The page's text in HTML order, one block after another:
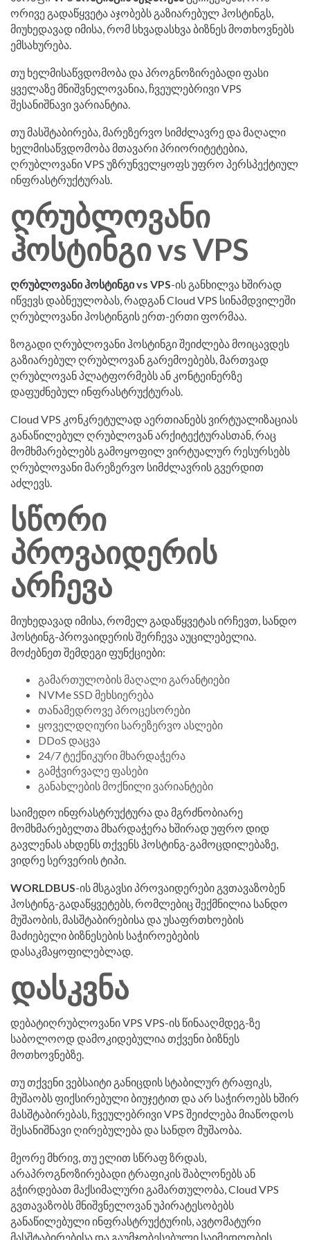
ორივე გადაწყვეტა აჯობებს გაზიარებულ ჰოსტინგს,
მიუხედავად იმისა, რომ სხვადასხვა ბიზნეს მოთხოვნებს
ემსახურება.
თუ ხელმისაწვდომობა და პროგნოზირებადი ფასი
ყველაზე მნიშვნელოვანია, ჩვეულებრივი VPS
შესანიშნავი ვარიანტია.
თუ მასშტაბირება, მარეზერვო სიმძლავრე და მაღალი
ხელმისაწვდომობა მთავარი პრიორიტეტებია,
ღრუბლოვანი VPS უზრუნველყოფს უფრო პერსპექტიულ
ინფრასტრუქტურას.
ღრუბლოვანი
ჰოსტინგი vs VPS
ღრუბლოვანი ჰოსტინგი vs VPS-ის განხილვა ხშირად
იწვევს დაბნეულობას, რადგან Cloud VPS სინამდვილეში
ღრუბლოვანი ჰოსტინგის ერთ-ერთი ფორმაა.
ზოგადი ღრუბლოვანი ჰოსტინგი შეიძლება მოიცავდეს
გაზიარებულ ღრუბლოვან გარემოებებს, მართვად
ღრუბლოვან პლატფორმებს ან კონტეინერზე
დაფუძნებულ ინფრასტრუქტურას.
Cloud VPS კონკრეტულად აერთიანებს ვირტუალიზაციას
განაწილებულ ღრუბლოვან არქიტექტურასთან, რაც
მომხმარებლებს გამოყოფილ ვირტუალურ რესურსებს
ღრუბლოვანი მარეზერვო სიმძლავრის გვერდით
აძლევს.
სწორი
პროვაიდერის
არჩევა
მიუხედავად იმისა, რომელ გადაწყვეტას ირჩევთ, სანდო
ჰოსტინგ-პროვაიდერის შერჩევა აუცილებელია.
მოძებნეთ შემდეგი ფუნქციები:
გამართულობის მაღალი გარანტიები
NVMe SSD მეხსიერება
თანამედროვე პროცესორები
ყოველდღიური სარეზერვო ასლები
DDoS დაცვა
24/7 ტექნიკური მხარდაჭერა
გამჭვირვალე ფასები
განახლების მოქნილი ვარიანტები
საიმედო ინფრასტრუქტურა და მგრძნობიარე
მომხმარებელთა მხარდაჭერა ხშირად უფრო დიდ
გავლენას ახდენს თქვენს ჰოსტინგ-გამოცდილებაზე,
ვიდრე სერვერის ტიპი.
WORLDBUS-ის მსგავსი პროვაიდერები გვთავაზობენ
ჰოსტინგ-გადაწყვეტებს, რომლებიც შექმნილია სანდო
მუშაობის, მასშტაბირებისა და უსაფრთხოების
მაძიებელი ბიზნესების საჭიროებების
დასაკმაყოფილებლად.
დასკვნა
დებატიღრუბლოვანი VPS VPS-ის წინააღმდეგ-ზე
საბოლოოდ დამოკიდებულია თქვენი ბიზნეს
მოთხოვნებზე.
თუ თქვენი ვებსაიტი განიცდის სტაბილურ ტრაფიკს,
მუშაობს ფიქსირებული ბიუჯეტით და არ საჭიროებს ხშირ
მასშტაბირებას, ჩვეულებრივი VPS შეიძლება მიაწოდოს
შესანიშნავი ღირებულება და სანდო მუშაობა.
მეორე მხრივ, თუ ელით სწრაფ ზრდას,
არაპროგნოზირებადი ტრაფიკის შაბლონებს ან
გჭირდებათ მაქსიმალური გამართულობა, Cloud VPS
გვთავაზობს მნიშვნელოვან უპირატესობებს
განაწილებული ინფრასტრუქტურის, ავტომატური
მასშტაბირებისა და გაუმჯობესებული საიმედოობის